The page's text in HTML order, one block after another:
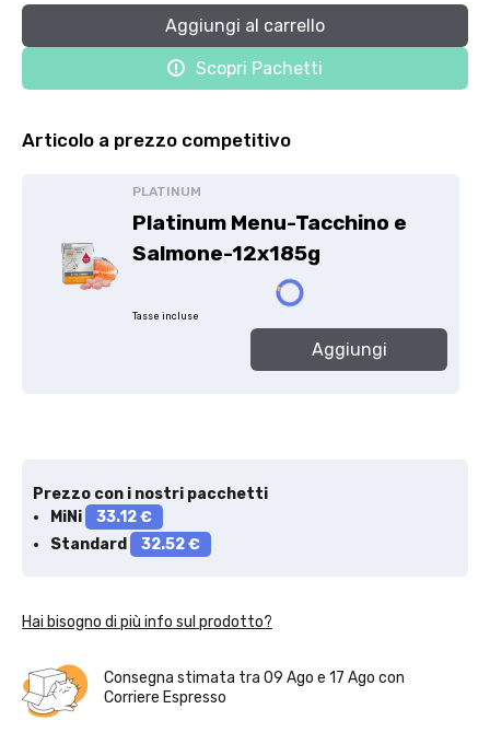
Aggiungi al carrello
Scopri Pachetti
Articolo a prezzo competitivo
PLATINUM
Platinum Menu-Tacchino e
Salmone-12x185g
Tasse incluse
Aggiungi
Prezzo con i nostri pacchetti
MiNi
33.12 €
Standard
32.52 €
Hai bisogno di più info sul prodotto?
Consegna stimata tra 09 Ago e 17 Ago con
Corriere Espresso